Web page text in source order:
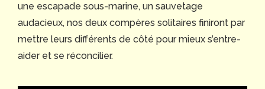
une escapade sous-marine, un sauvetage
audacieux, nos deux compères solitaires finiront par
mettre leurs différents de côté pour mieux s’entre-
aider et se réconcilier.